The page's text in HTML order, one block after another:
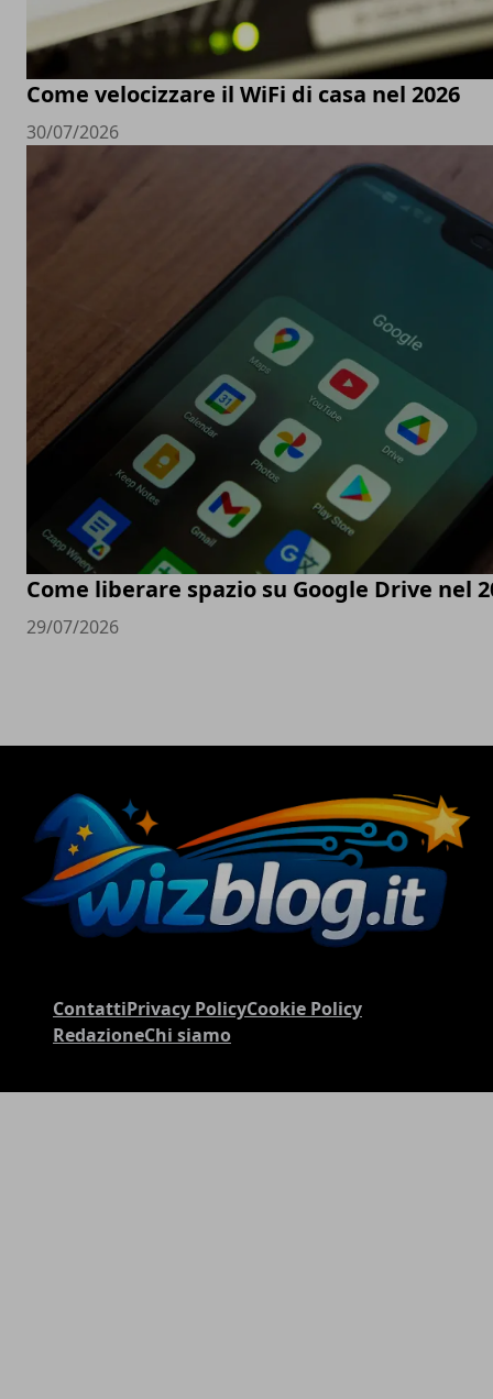
Come velocizzare il WiFi di casa nel 2026
30/07/2026
Come liberare spazio su Google Drive nel
29/07/2026
ContattiPrivacy PolicyCookie Policy
RedazioneChi siamo